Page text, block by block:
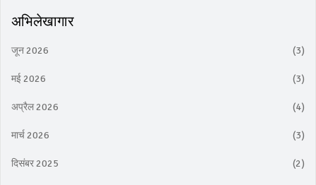
अभिलेखागार
जून 2026 (3)
मई 2026 (3)
अप्रैल 2026 (4)
मार्च 2026 (3)
दिसंबर 2025 (2)